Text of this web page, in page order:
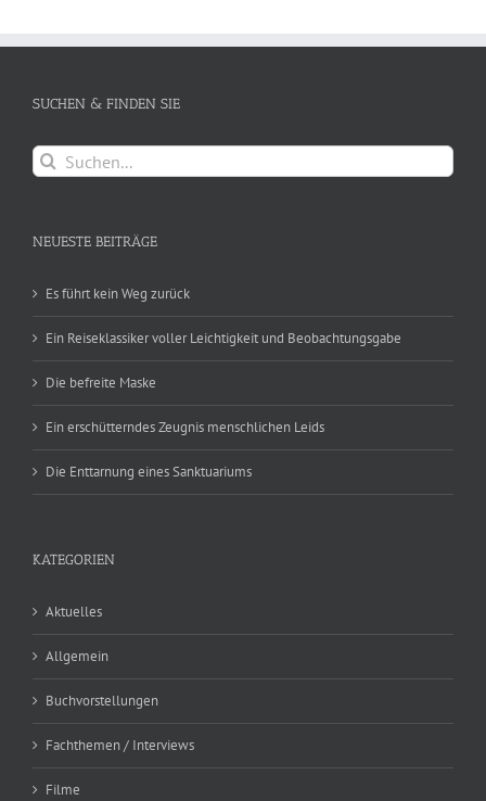
SUCHEN & FINDEN SIE
Suche
nach:
NEUESTE BEITRÄGE
Es führt kein Weg zurück
Ein Reiseklassiker voller Leichtigkeit und Beobachtungsgabe
Die befreite Maske
Ein erschütterndes Zeugnis menschlichen Leids
Die Enttarnung eines Sanktuariums
KATEGORIEN
Aktuelles
Allgemein
Buchvorstellungen
Fachthemen / Interviews
Filme